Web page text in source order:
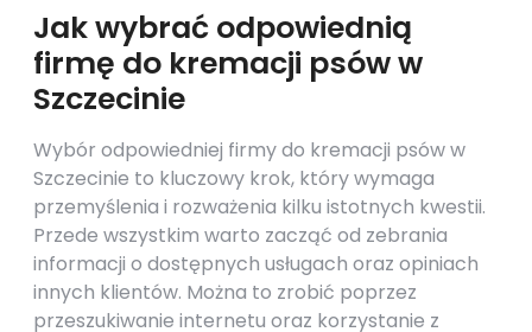
Jak wybrać odpowiednią
firmę do kremacji psów w
Szczecinie
Wybór odpowiedniej firmy do kremacji psów w
Szczecinie to kluczowy krok, który wymaga
przemyślenia i rozważenia kilku istotnych kwestii.
Przede wszystkim warto zacząć od zebrania
informacji o dostępnych usługach oraz opiniach
innych klientów. Można to zrobić poprzez
przeszukiwanie internetu oraz korzystanie z